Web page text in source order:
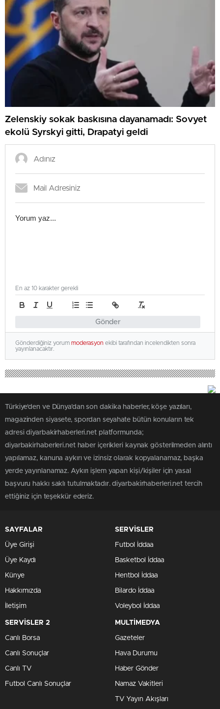
Zelenskiy sokak baskısına dayanamadı: Sovyet
ekolü Syrskyi gitti, Drapatyi geldi
Gönder
En az 10 karakter gerekli
Gönderdiğiniz yorum moderasyon ekibi tarafından incelendikten sonra
yayınlanacaktır.
Türkiye'den ve Dünya’dan son dakika haberler, köşe yazıları,
magazinden siyasete, spordan seyahate bütün konuların tek
adresi diyarbakirhaberleri.net platformunda;
diyarbakirhaberleri.net haber içerikleri kaynak gösterilmeden alıntı
yapılamaz, kanuna aykırı ve izinsiz olarak kopyalanamaz, başka
yerde yayınlanamaz. Aykırı işlem yapan kişi/kişiler için yasal
başvuru hakkı saklı tutulmaktadır. diyarbakirhaberleri.net tercih
ettiğiniz için teşekkür ederiz.
SAYFALAR
Üye Girişi
Üye Kaydı
Künye
Hakkımızda
İletişim
SERVİSLER
Futbol İddaa
Basketbol İddaa
Hentbol İddaa
Bilardo İddaa
Voleybol İddaa
SERVİSLER 2
Canlı Borsa
Canlı Sonuçlar
Canlı TV
Futbol Canlı Sonuçlar
MULTİMEDYA
Gazeteler
Hava Durumu
Haber Gönder
Namaz Vakitleri
TV Yayın Akışları